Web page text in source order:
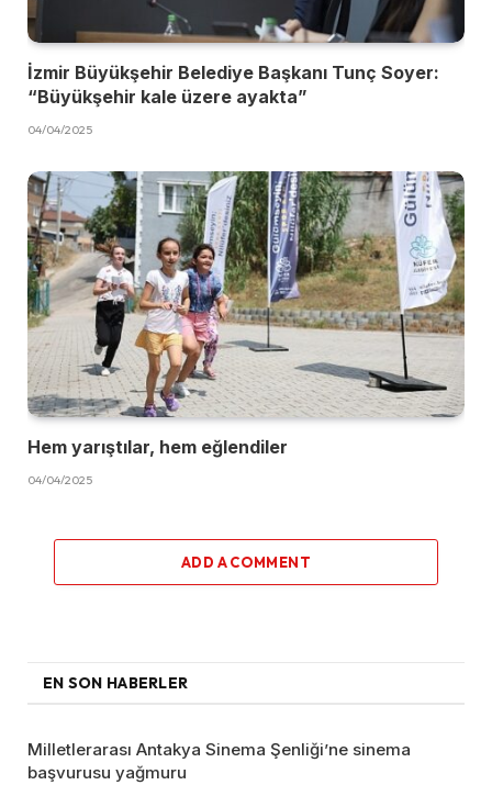
İzmir Büyükşehir Belediye Başkanı Tunç Soyer:
“Büyükşehir kale üzere ayakta”
04/04/2025
Hem yarıştılar, hem eğlendiler
04/04/2025
ADD A COMMENT
EN SON HABERLER
Milletlerarası Antakya Sinema Şenliği’ne sinema
başvurusu yağmuru